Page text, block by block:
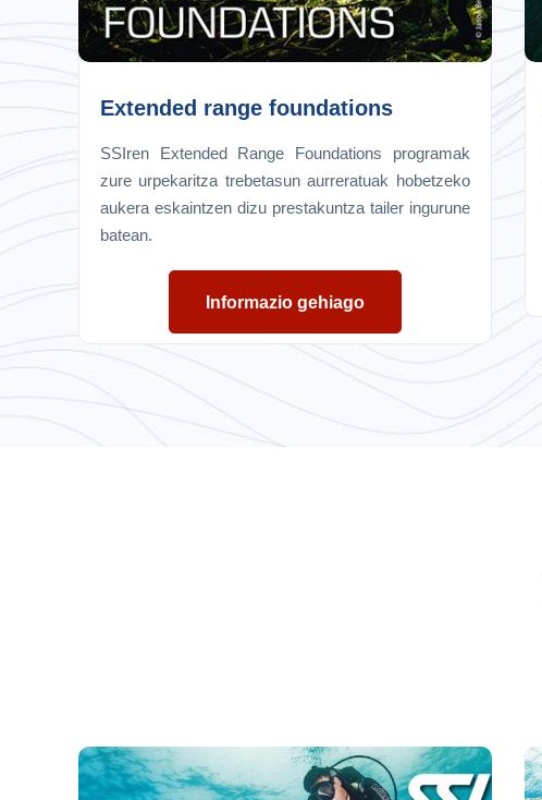
Extended range foundations
SSIren Extended Range Foundations programak
zure urpekaritza trebetasun aurreratuak hobetzeko
aukera eskaintzen dizu prestakuntza tailer ingurune
batean.
Informazio gehiago